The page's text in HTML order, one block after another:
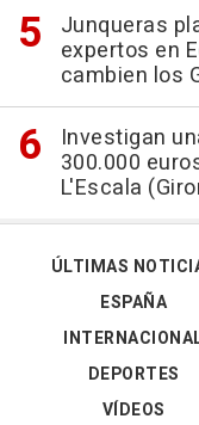
Junqueras
expertos en
cambien los
Investigan
300.000
L'Escala
ÚLTIMAS
ESPAÑA
DEPORTES
VÍDEOS